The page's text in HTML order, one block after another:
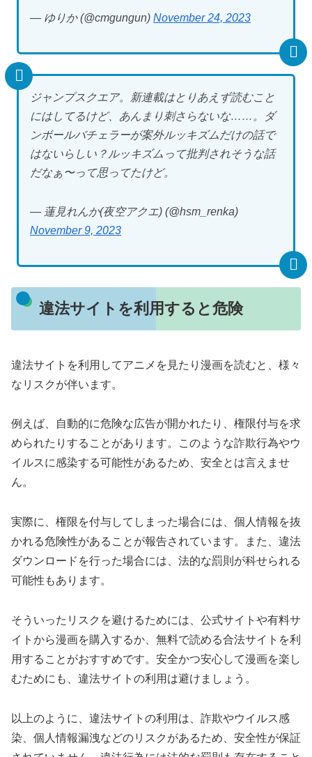
— ゆりか (@cmgungun) November 24, 2023
ジャンプスクエア。新連載はとりあえず読むこと
にはしてるけど、あんまり刺さらないな……。ダ
ンボールバチェラーが案外ルッキズムだけの話で
はないらしい？ルッキズムって批判されそうな話
だなぁ〜って思ってたけど。
— 蓮見れんか(夜空アクエ) (@hsm_renka)
November 9, 2023
違法サイトを利用すると危険
違法サイトを利用してアニメを見たり漫画を読むと、様々
なリスクが伴います。
例えば、自動的に危険な広告が開かれたり、権限付与を求
められたりすることがあります。このような詐欺行為やウ
イルスに感染する可能性があるため、安全とは言えませ
ん。
実際に、権限を付与してしまった場合には、個人情報を抜
かれる危険性があることが報告されています。また、違法
ダウンロードを行った場合には、法的な罰則が科せられる
可能性もあります。
そういったリスクを避けるためには、公式サイトや有料サ
イトから漫画を購入するか、無料で読める合法サイトを利
用することがおすすめです。安全かつ安心して漫画を楽し
むためにも、違法サイトの利用は避けましょう。
以上のように、違法サイトの利用は、詐欺やウイルス感
染、個人情報漏洩などのリスクがあるため、安全性が保証